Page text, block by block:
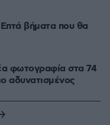
βήματα που θα
φωτογραφία στα 74
αδυνατισμένος